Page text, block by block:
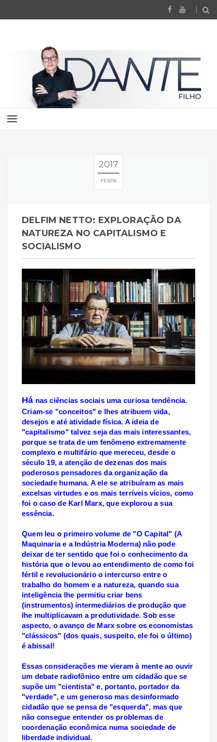
2017
FEB 16
DELFIM NETTO: EXPLORAÇÃO DA
NATUREZA NO CAPITALISMO E
SOCIALISMO
Há nas ciências sociais uma curiosa tendência.
Criam-se "conceitos" e lhes atribuem vida,
desejos e até atividade física. A ideia de
"capitalismo" talvez seja das mais interessantes,
porque se trata de um fenômeno extremamente
complexo e multifário que mereceu, desde o
século 19, a atenção de dezenas dos mais
poderosos pensadores da organização da
sociedade humana. A ele se atribuíram as mais
excelsas virtudes e os mais terríveis vícios, como
foi o caso de Karl Marx, que explorou a sua
essência.
Quem leu o primeiro volume de "O Capital" (A
Maquinaria e a Indústria Moderna) não pode
deixar de ter sentido que foi o conhecimento da
história que o levou ao entendimento de como foi
fértil e revolucionário o intercurso entre o
trabalho do homem e a natureza, quando sua
inteligência lhe permitiu criar bens
(instrumentos) intermediários de produção que
lhe multiplicavam a produtividade. Sob esse
aspecto, o avanço de Marx sobre os economistas
"clássicos" (dos quais, suspeito, ele foi o último)
é abissal!
Essas considerações me vieram à mente ao ouvir
um debate radiofônico entre um cidadão que se
supõe um "cientista" e, portanto, portador da
"verdade", e um generoso mas desinformado
cidadão que se pensa de "esquerda", mas que
não consegue entender os problemas de
coordenação econômica numa sociedade de
liberdade individual.